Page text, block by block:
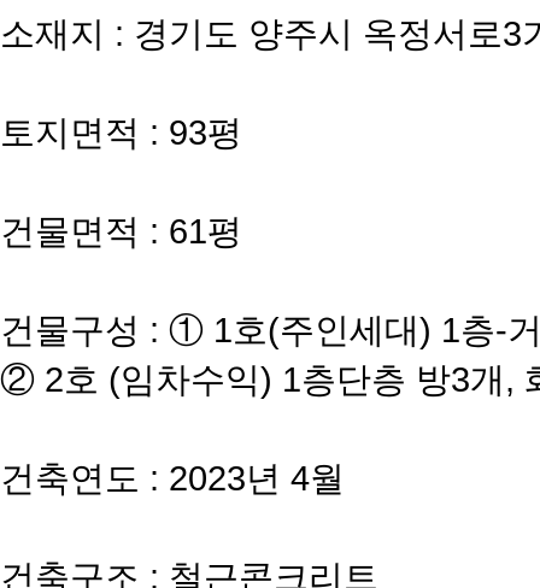
소재지 : 경기도 양주시 옥정서로3
토지면적 : 93평
건물면적 : 61평
건물구성 : ① 1호(주인세대) 1층-
② 2호 (임차수익) 1층단층 방3개,
건축연도 : 2023년 4월
건축구조 : 철근콘크리트